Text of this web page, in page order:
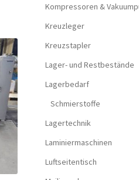
Kompressoren &
Kreuzleger
Kreuzstapler
Lager- und Restbestände
Lagerbedarf
Schmierstoffe
Lagertechnik
Laminiermaschinen
Luftseitentisch